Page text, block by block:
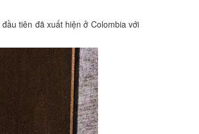
tiên đã xuất hiện ở Colombia với